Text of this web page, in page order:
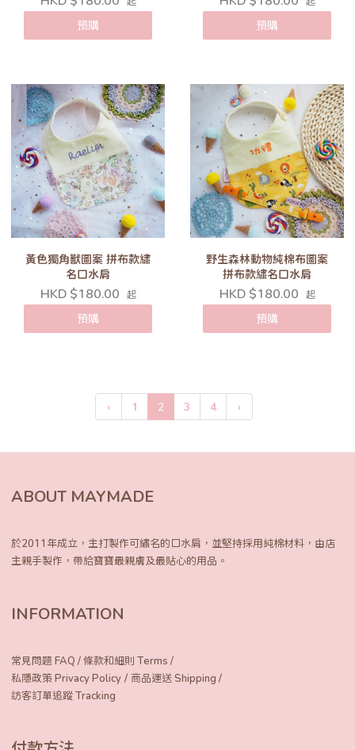
預購 預購
黃色獨角獸圖案 拼布款繡
名口水肩
HKD $180.00 起
預購
野生森林動物純棉布圖案
拼布款繡名口水肩
HKD $180.00 起
預購
‹ 1 2 3 4 ›
ABOUT MAYMADE
於2011年成立，主打製作可繡名的口水肩， 並堅持採用純棉材料，由店
主親手製作， 帶給寶寶最親膚及最貼心的用品。
INFORMATION
常見問題 FAQ /條款和細則 Terms /
私隱政策 Privacy Policy / 商品運送 Shipping /
訪客訂單追蹤 Tracking